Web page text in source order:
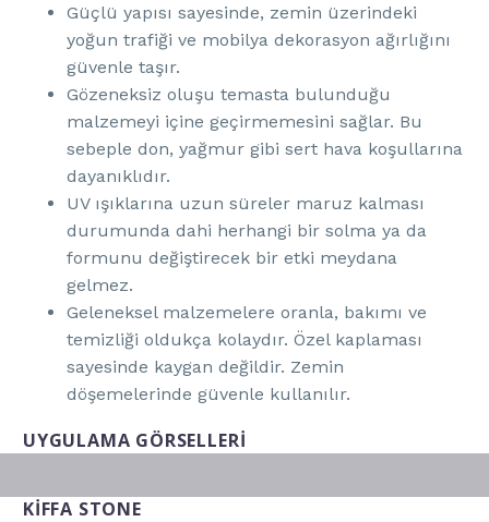
Güçlü yapısı sayesinde, zemin üzerindeki
yoğun trafiği ve mobilya dekorasyon ağırlığını
güvenle taşır.
Gözeneksiz oluşu temasta bulunduğu
malzemeyi içine geçirmemesini sağlar. Bu
sebeple don, yağmur gibi sert hava koşullarına
dayanıklıdır.
UV ışıklarına uzun süreler maruz kalması
durumunda dahi herhangi bir solma ya da
formunu değiştirecek bir etki meydana
gelmez.
Geleneksel malzemelere oranla, bakımı ve
temizliği oldukça kolaydır. Özel kaplaması
sayesinde kaygan değildir. Zemin
döşemelerinde güvenle kullanılır.
UYGULAMA GÖRSELLERİ
KİFFA STONE